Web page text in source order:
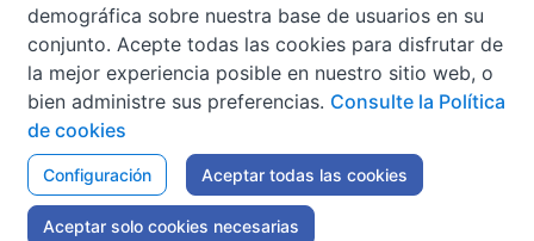
W3C-WAI Aviso Legal
Política de privacidad
Política de cookies
Accesibilidad
demográfica sobre nuestra base de usuarios en su
conjunto. Acepte todas las cookies para disfrutar de
la mejor experiencia posible en nuestro sitio web, o
bien administre sus preferencias. Consulte la Política
de cookies
Configuración Aceptar todas las cookies
Aceptar solo cookies necesarias